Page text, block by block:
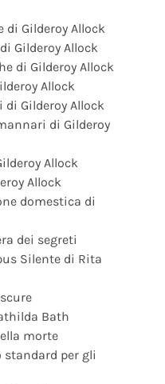
di Gilderoy Allock
Gilderoy Allock
di Gilderoy Allock
Allock
Gilderoy Allock
di Gilderoy
Allock
Allock
domestica di
dei segreti
Silente di Rita
Bath
morte
standard per gli